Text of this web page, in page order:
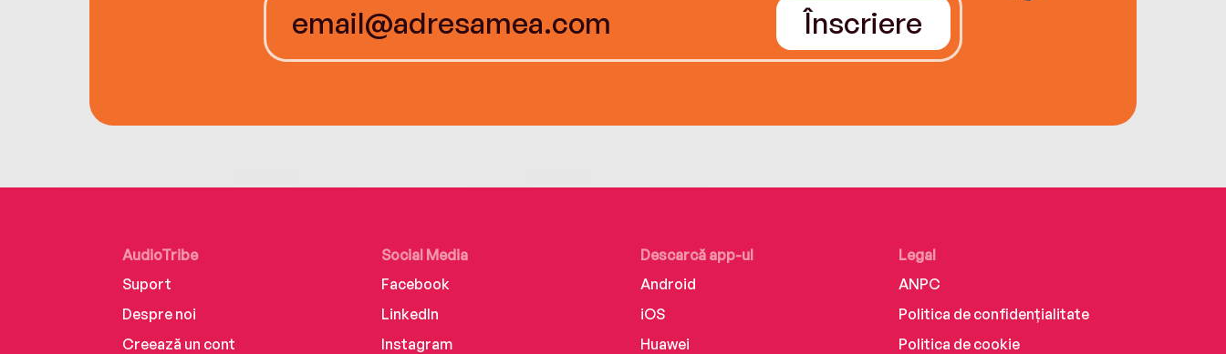
Înscriere
AudioTribe
Suport
Despre noi
Creează un cont
Social Media
Facebook
LinkedIn
Instagram
Descarcă app-ul
Android
iOS
Huawei
Legal
ANPC
Politica de confidențialitate
Politica de cookie